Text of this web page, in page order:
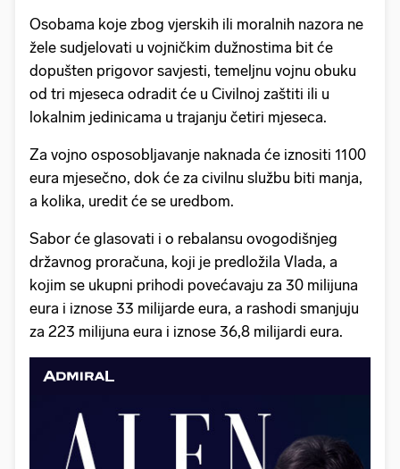
Osobama koje zbog vjerskih ili moralnih nazora ne
žele sudjelovati u vojničkim dužnostima bit će
dopušten prigovor savjesti, temeljnu vojnu obuku
od tri mjeseca odradit će u Civilnoj zaštiti ili u
lokalnim jedinicama u trajanju četiri mjeseca.
Za vojno osposobljavanje naknada će iznositi 1100
eura mjesečno, dok će za civilnu službu biti manja,
a kolika, uredit će se uredbom.
Sabor će glasovati i o rebalansu ovogodišnjeg
državnog proračuna, koji je predložila Vlada, a
kojim se ukupni prihodi povećavaju za 30 milijuna
eura i iznose 33 milijarde eura, a rashodi smanjuju
za 223 milijuna eura i iznose 36,8 milijardi eura.